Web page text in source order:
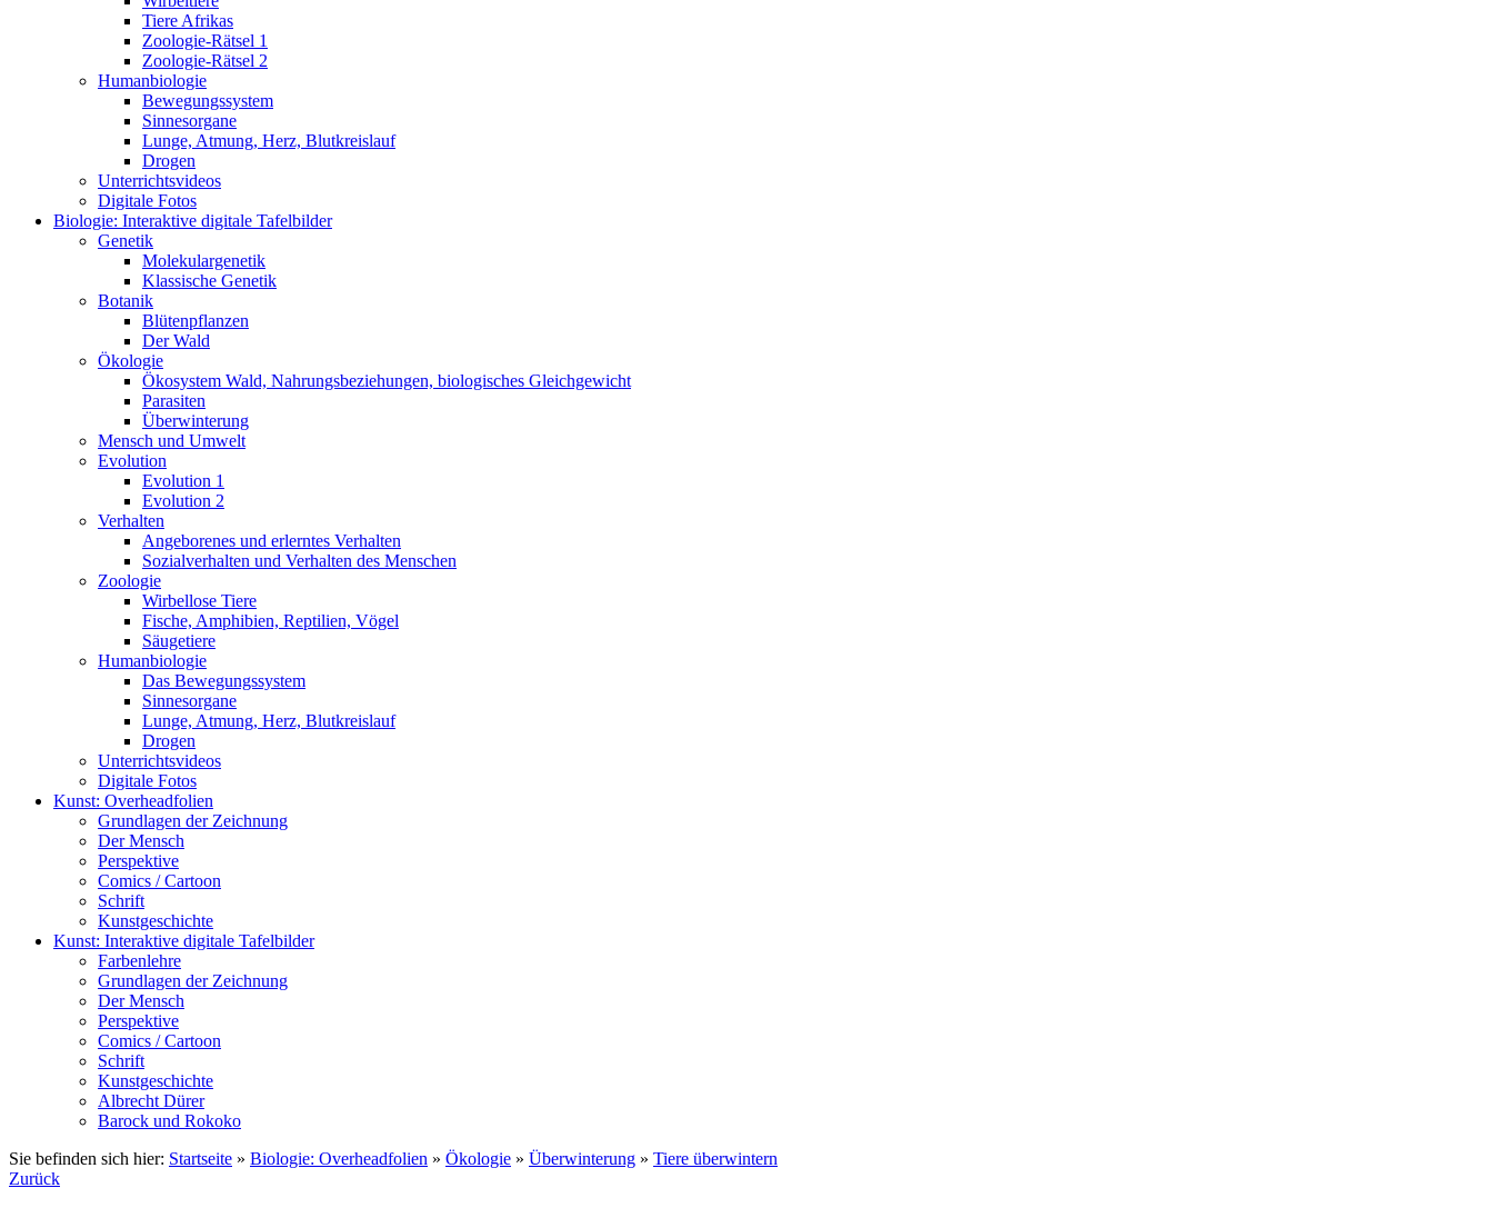
Tiere Afrikas
Zoologie-Rätsel 1
Zoologie-Rätsel 2
Humanbiologie
Bewegungssystem
Sinnesorgane
Lunge, Atmung, Herz, Blutkreislauf
Drogen
Unterrichtsvideos
Digitale Fotos
Biologie: Interaktive digitale Tafelbilder
Genetik
Molekulargenetik
Klassische Genetik
Botanik
Blütenpflanzen
Der Wald
Ökologie
Ökosystem Wald, Nahrungsbeziehungen, biologisches Gleichgewicht
Parasiten
Überwinterung
Mensch und Umwelt
Evolution
Evolution 1
Evolution 2
Verhalten
Angeborenes und erlerntes Verhalten
Sozialverhalten und Verhalten des Menschen
Zoologie
Wirbellose Tiere
Fische, Amphibien, Reptilien, Vögel
Säugetiere
Humanbiologie
Das Bewegungssystem
Sinnesorgane
Lunge, Atmung, Herz, Blutkreislauf
Drogen
Unterrichtsvideos
Digitale Fotos
Kunst: Overheadfolien
Grundlagen der Zeichnung
Der Mensch
Perspektive
Comics / Cartoon
Schrift
Kunstgeschichte
Kunst: Interaktive digitale Tafelbilder
Farbenlehre
Grundlagen der Zeichnung
Der Mensch
Perspektive
Comics / Cartoon
Schrift
Kunstgeschichte
Albrecht Dürer
Barock und Rokoko
Sie befinden sich hier: Startseite » Biologie: Overheadfolien » Ökologie » Überwinterung » Tiere überwintern
Zurück